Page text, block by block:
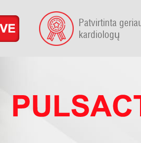
Patvirtinta
kardiologų